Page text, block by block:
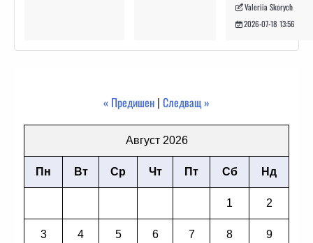
Valeriia Skorych
2026-07-18 13:56
« Предишен | Следващ »
Август 2026
Пн Вт Ср Чт Пт Сб Нд
1 2
3 4 5 6 7 8 9